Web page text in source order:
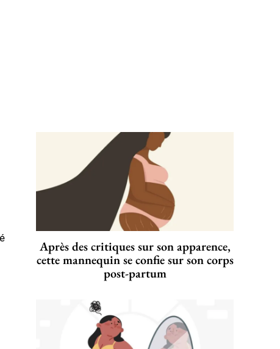
Après des critiques sur son apparence,
cette mannequin se confie sur son corps
post-partum